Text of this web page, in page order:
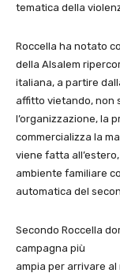
tematica della
Roccella ha notato
della Alsalem
italiana, a partire
affitto vietando, non
l’organizzazione, la
commercializza la
viene fatta
ambiente familiare
automatica del
Secondo Roccella
campagna più
ampia per arrivare